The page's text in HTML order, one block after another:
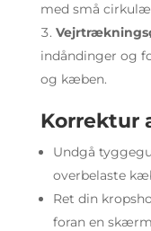
med små
indåndinger og
og kæben.
Korrektur
Undgå
overbelaste
Ret din
foran en